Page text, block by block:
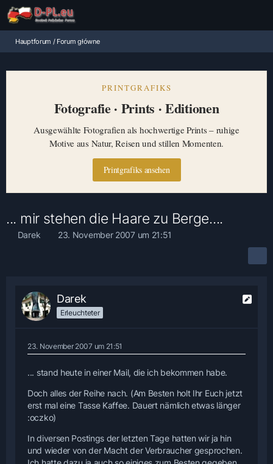
Hauptforum / Forum główne
PRINTGRAFIKS
Fotografie · Prints · Editionen
Ausgewählte Fotografien als hochwertige Prints – ruhige
Motive aus Natur, Reisen und stillen Momenten.
Printgrafiks ansehen
... mir stehen die Haare zu Berge....
Darek 23. November 2007 um 21:51
Darek
Erleuchteter
23. November 2007 um 21:51
... stand heute in einer Mail, die ich bekommen habe.
Doch alles der Reihe nach. (Am Besten holt Ihr Euch jetzt
erst mal eine Tasse Kaffee. Dauert nämlich etwas länger
:oczko)
In diversen Postings der letzten Tage hatten wir ja hin
und wieder von der Macht der Verbraucher gesprochen.